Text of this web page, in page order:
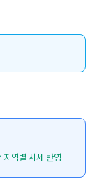
역별 시세 반영